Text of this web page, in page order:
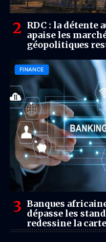
RDC : la détente
apaise les
géopolitiques
FINANCE
Banques
dépasse les
redessine la
internationale